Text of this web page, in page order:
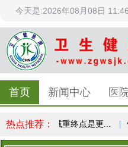
今天是:2026年08月08日
首页 新闻中心 医
热点推荐：
康共识，减重终点是更... | 告